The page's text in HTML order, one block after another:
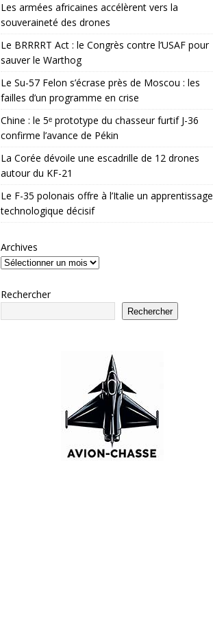
Les armées africaines accélèrent vers la
souveraineté des drones
Le BRRRRT Act : le Congrès contre l’USAF pour
sauver le Warthog
Le Su-57 Felon s’écrase près de Moscou : les
failles d’un programme en crise
Chine : le 5ᵉ prototype du chasseur furtif J-36
confirme l’avance de Pékin
La Corée dévoile une escadrille de 12 drones
autour du KF-21
Le F-35 polonais offre à l’Italie un apprentissage
technologique décisif
Archives
Rechercher
Rechercher